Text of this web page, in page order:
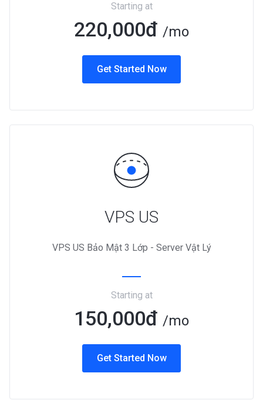
Starting at
220,000đ /mo
Get Started Now
VPS US
VPS US Bảo Mật 3 Lớp - Server Vật Lý
Starting at
150,000đ /mo
Get Started Now